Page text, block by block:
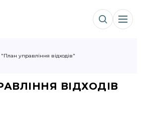
управління відходів"
ВІДХОДІВ